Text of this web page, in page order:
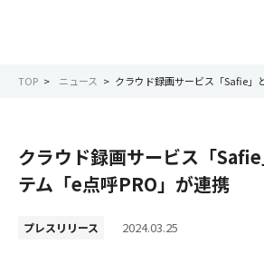
会社情報
TOP ニュース クラウド録画サービス「Safie」
クラウド録画サービス「
テム「e点呼PRO」が連携
プレスリリース 2024.03.25